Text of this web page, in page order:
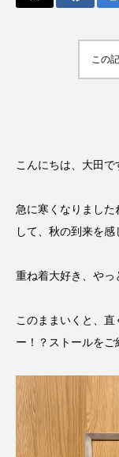
この
こんにちは、大田で
急に寒くなりまし
して、秋の到来を感
重ね着大好き、やっ
このままいくと、
ー！？ストールをご